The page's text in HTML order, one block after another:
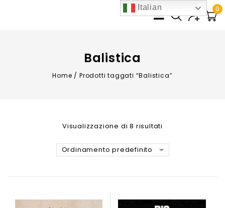
0
Balistica
Home /Prodotti taggati “Balistica”
Visualizzazione di 8 risultati
Ordinamento predefinito
Italian